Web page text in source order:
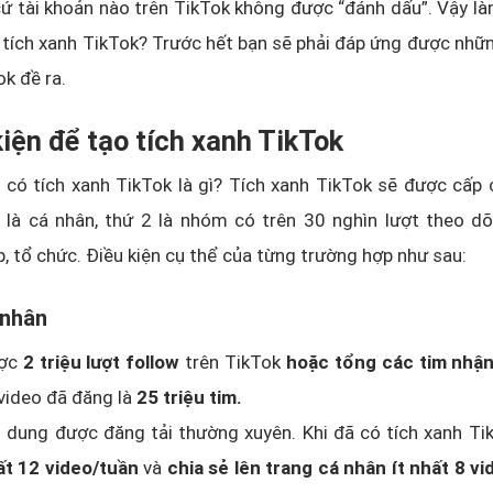
tài khoản nào trên TikTok không được “đánh dấu”. Vậy
xanh TikTok? Trước hết bạn sẽ phải đáp ứng được
đề ra.
để tạo tích xanh TikTok
tích xanh TikTok là gì? Tích xanh TikTok sẽ được cấp
cá nhân, thứ 2 là nhóm có trên 30 nghìn lượt theo
tổ chức. Điều kiện cụ thể của từng trường hợp như sau:
2 triệu lượt follow trên TikTokhoặc tổng các tim
đã đăng là 25 triệu tim.
dung được đăng tải thường xuyên. Khi đã có tích xanh
12 video/tuần và chia sẻ lên trang cá nhân ít nhất 8